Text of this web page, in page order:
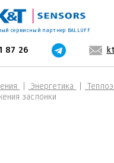
сервисный партнер BALLUFF
87 26
Энергетика
заслонки